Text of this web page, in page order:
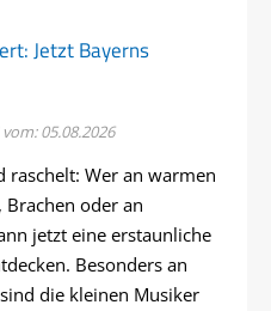
Jetzt Bayerns
05.08.2026
raschelt: Wer an warmen
oder an
jetzt eine erstaunliche
Besonders an
die kleinen Musiker